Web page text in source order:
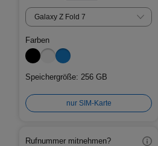
Farben
Speichergröße: 256 GB
nur SIM-Karte
Rufnummer mitnehmen?